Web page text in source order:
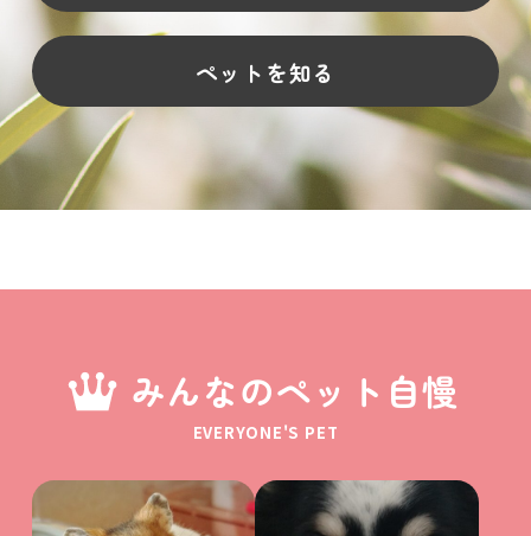
ペットを知る
みんなのペット自慢
EVERYONE'S PET